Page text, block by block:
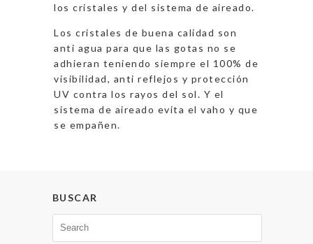
los cristales y del sistema de aireado.
Los cristales de buena calidad son
anti agua para que las gotas no se
adhieran teniendo siempre el 100% de
visibilidad, anti reflejos y protección
UV contra los rayos del sol. Y el
sistema de aireado evita el vaho y que
se empañen.
BUSCAR
for: